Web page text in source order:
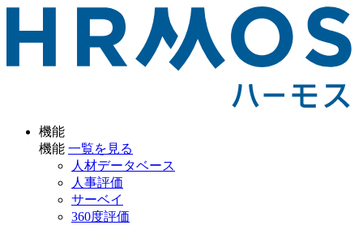
機能
機能 一覧を見る
人材データベース
人事評価
サーベイ
360度評価